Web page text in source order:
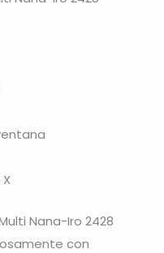
Nana-Iro 2428
con